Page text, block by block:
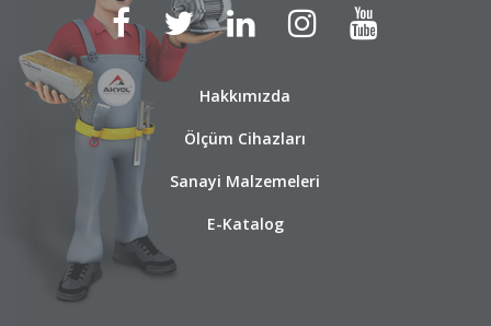
Hakkımızda
Ölçüm Cihazları
Sanayi Malzemeleri
E-Katalog